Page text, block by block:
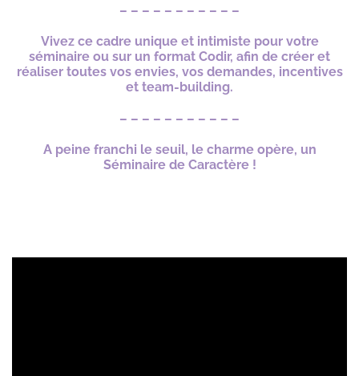
– – – – – – – – – – –
Vivez ce cadre unique et intimiste pour votre
séminaire ou sur un format Codir, afin de créer et
réaliser toutes vos envies, vos demandes, incentives
et team-building.
– – – – – – – – – – –
A peine franchi le seuil, le charme opère, un
Séminaire de Caractère !